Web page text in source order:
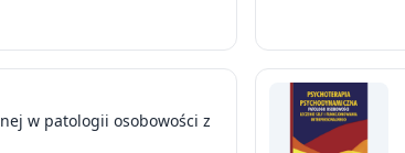
w patologii osobowości z